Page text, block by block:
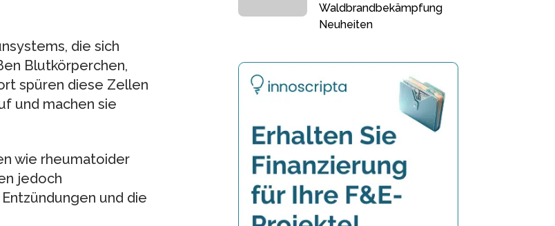
die sich
Blutkörperchen,
spüren diese Zellen
und machen sie
wie rheumatoider
jedoch
und die
Waldbrandbekämpfung
Neuheiten